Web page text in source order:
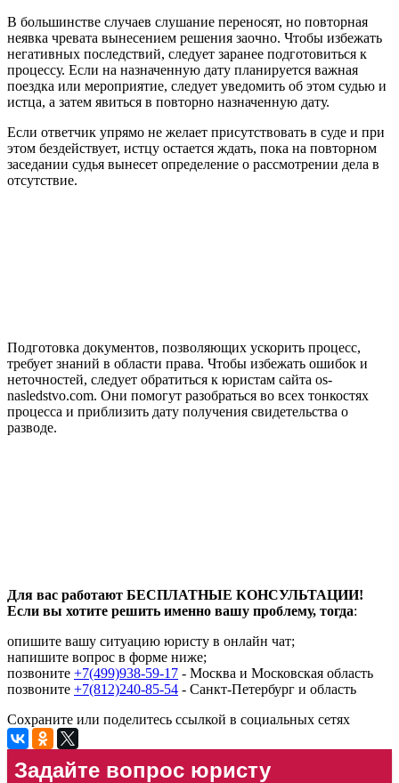
В большинстве случаев слушание переносят, но повторная
неявка чревата вынесением решения заочно. Чтобы избежать
негативных последствий, следует заранее подготовиться к
процессу. Если на назначенную дату планируется важная
поездка или мероприятие, следует уведомить об этом судью и
истца, а затем явиться в повторно назначенную дату.
Если ответчик упрямо не желает присутствовать в суде и при
этом бездействует, истцу остается ждать, пока на повторном
заседании судья вынесет определение о рассмотрении дела в
отсутствие.
Подготовка документов, позволяющих ускорить процесс,
требует знаний в области права. Чтобы избежать ошибок и
неточностей, следует обратиться к юристам сайта os-
nasledstvo.com. Они помогут разобраться во всех тонкостях
процесса и приблизить дату получения свидетельства о
разводе.
Для вас работают БЕСПЛАТНЫЕ КОНСУЛЬТАЦИИ!
Если вы хотите решить именно вашу проблему, тогда:
опишите вашу ситуацию юристу в онлайн чат;
напишите вопрос в форме ниже;
позвоните +7(499)938-59-17 - Москва и Московская область
позвоните +7(812)240-85-54 - Санкт-Петербург и область
Сохраните или поделитесь ссылкой в социальных сетях